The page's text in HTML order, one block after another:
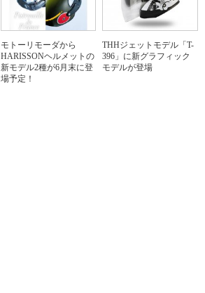
モトーリモーダから
HARISSONヘルメットの
新モデル2種が6月末に登
場予定！
THHジェットモデル「T-
396」に新グラフィック
モデルが登場